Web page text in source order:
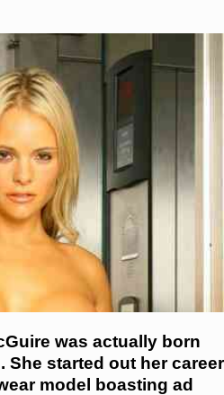
was actually born
She started out her career
model boasting ad